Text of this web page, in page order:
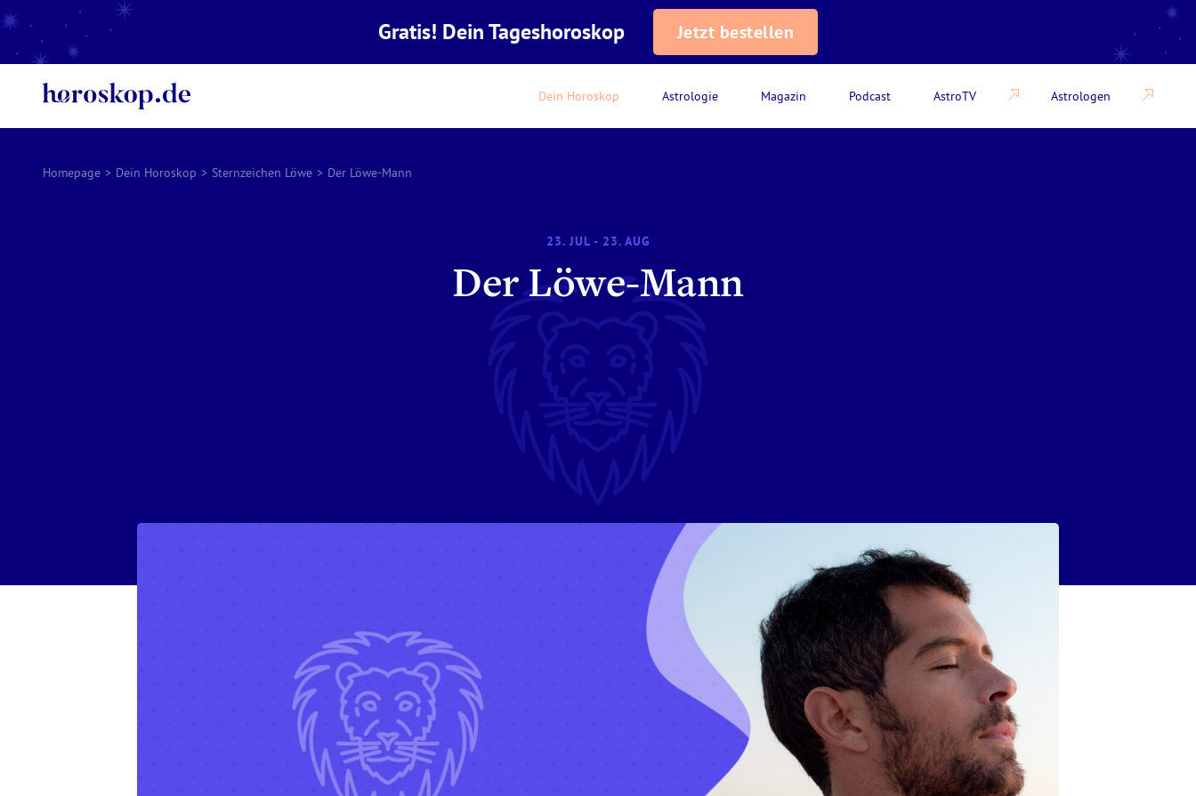
Dein Horoskop Astrologie Magazin Podcast AstroTV Astrologen
Gratis! Dein Tageshoroskop Jetzt bestellen
Homepage > Dein Horoskop > Sternzeichen Löwe > Der Löwe-Mann
23. JUL - 23. AUG
Der Löwe-Mann